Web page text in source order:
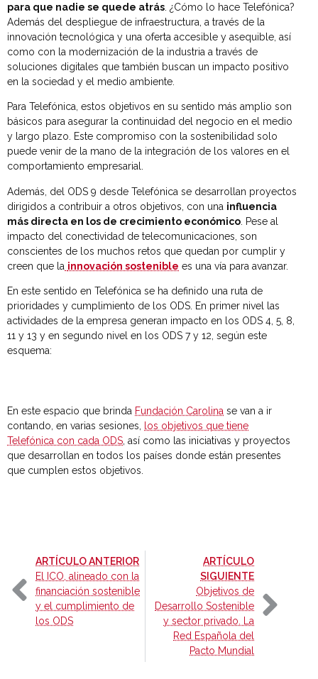
para que nadie se quede atrás . ¿Cómo lo hace Telefónica?
Además del despliegue de infraestructura, a través de la
innovación tecnológica y una oferta accesible y asequible, así
como con la modernización de la industria a través de
soluciones digitales que también buscan un impacto positivo
en la sociedad y el medio ambiente.
Para Telefónica, estos objetivos en su sentido más amplio son
básicos para asegurar la continuidad del negocio en el medio
y largo plazo. Este compromiso con la sostenibilidad solo
puede venir de la mano de la integración de los valores en el
comportamiento empresarial.
Además, del ODS 9 desde Telefónica se desarrollan proyectos
dirigidos a contribuir a otros objetivos, con una influencia
más directa en los de crecimiento económico . Pese al
impacto del conectividad de telecomunicaciones, son
conscientes de los muchos retos que quedan por cumplir y
creen que la innovación sostenible es una vía para avanzar.
En este sentido en Telefónica se ha definido una ruta de
prioridades y cumplimiento de los ODS. En primer nivel las
actividades de la empresa generan impacto en los ODS 4, 5, 8,
11 y 13 y en segundo nivel en los ODS 7 y 12, según este
esquema:
En este espacio que brinda Fundación Carolina se van a ir
contando, en varias sesiones,
los objetivos que tiene
Telefónica con cada ODS , así como las iniciativas y proyectos
que desarrollan en todos los países donde están presentes
que cumplen estos objetivos.
ARTÍCULO ANTERIOR-
El ICO, alineado con la
financiación sostenible
y el cumplimiento de
los ODS
ARTÍCULO
SIGUIENTE-
Objetivos de
Desarrollo Sostenible
y sector privado. La
Red Española del
Pacto Mundial